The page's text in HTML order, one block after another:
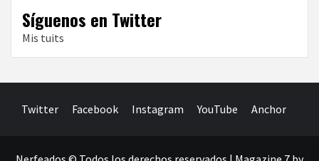
Síguenos en Twitter
Mis tuits
Twitter Facebook Instagram YouTube Anchor